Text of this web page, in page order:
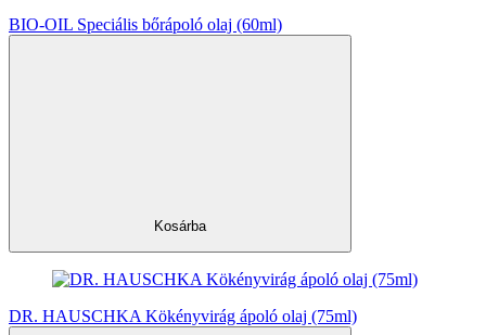
BIO-OIL Speciális bőrápoló olaj (60ml)
Kosárba
DR. HAUSCHKA Kökényvirág ápoló olaj (75ml)